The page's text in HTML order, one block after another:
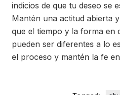
indicios de que tu deseo se
Mantén una actitud abierta
que el tiempo y la forma en
pueden ser diferentes a lo
el proceso y mantén la fe